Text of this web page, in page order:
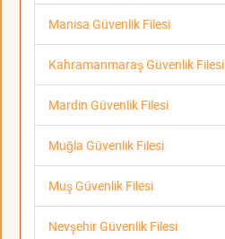
Manisa Güvenlik Filesi
Kahramanmaraş Güvenlik Filesi
Mardin Güvenlik Filesi
Muğla Güvenlik Filesi
Muş Güvenlik Filesi
Nevşehir Güvenlik Filesi